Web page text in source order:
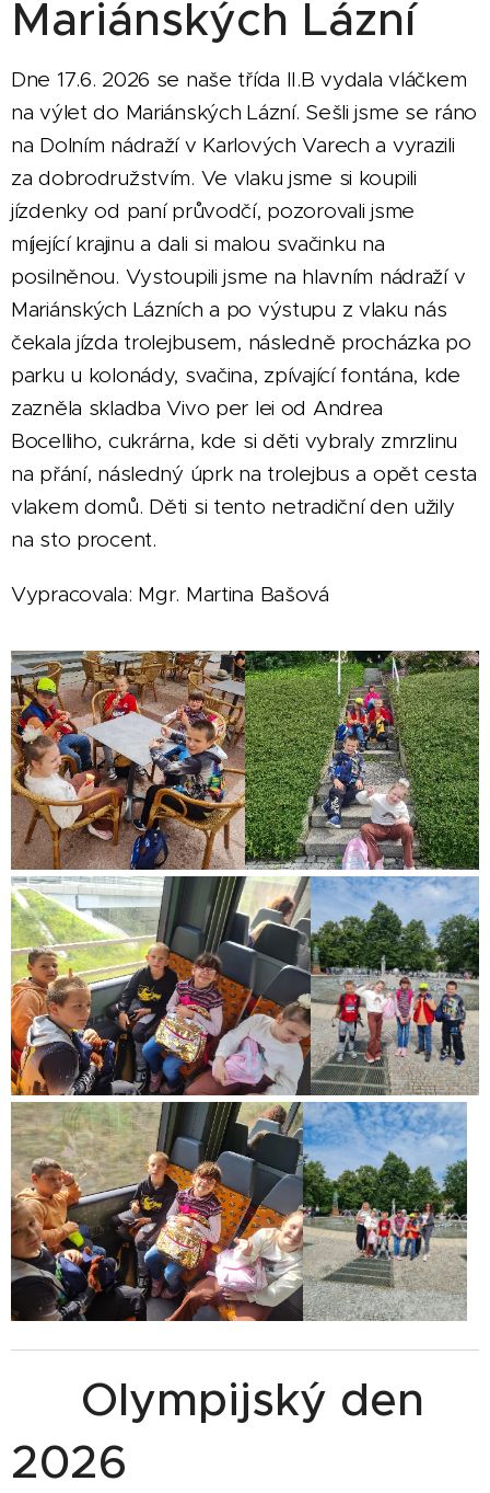
Mariánských Lázní
Dne 17.6. 2026 se naše třída II.B vydala vláčkem
na výlet do Mariánských Lázní. Sešli jsme se ráno
na Dolním nádraží v Karlových Varech a vyrazili
za dobrodružstvím. Ve vlaku jsme si koupili
jízdenky od paní průvodčí, pozorovali jsme
míjející krajinu a dali si malou svačinku na
posilněnou. Vystoupili jsme na hlavním nádraží v
Mariánských Lázních a po výstupu z vlaku nás
čekala jízda trolejbusem, následně procházka po
parku u kolonády, svačina, zpívající fontána, kde
zazněla skladba Vivo per lei od Andrea
Bocelliho, cukrárna, kde si děti vybraly zmrzlinu
na přání, následný úprk na trolejbus a opět cesta
vlakem domů. Děti si tento netradiční den užily
na sto procent.
Vypracovala: Mgr. Martina Bašová
🏅 Olympijský den
2026 🏃‍♂️